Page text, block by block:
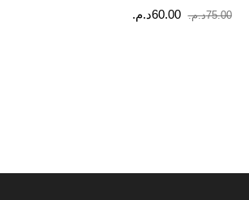
75.00د.م. السعر
60.00د.م.